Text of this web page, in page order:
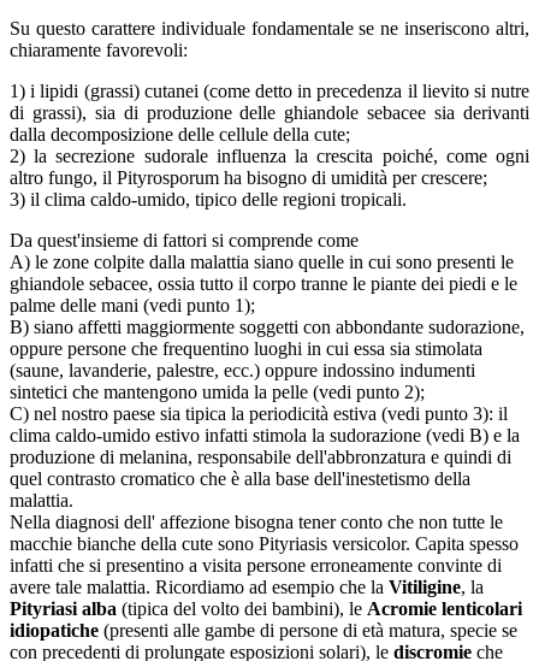
Su questo carattere individuale fondamentale se ne inseriscono altri,
chiaramente favorevoli:
1) i lipidi (grassi) cutanei (come detto in precedenza il lievito si nutre
di grassi), sia di produzione delle ghiandole sebacee sia derivanti
dalla decomposizione delle cellule della cute;
2) la secrezione sudorale influenza la crescita poiché, come ogni
altro fungo, il Pityrosporum ha bisogno di umidità per crescere;
3) il clima caldo-umido, tipico delle regioni tropicali.
Da quest'insieme di fattori si comprende come
A) le zone colpite dalla malattia siano quelle in cui sono presenti le
ghiandole sebacee, ossia tutto il corpo tranne le piante dei piedi e le
palme delle mani (vedi punto 1);
B) siano affetti maggiormente soggetti con abbondante sudorazione,
oppure persone che frequentino luoghi in cui essa sia stimolata
(saune, lavanderie, palestre, ecc.) oppure indossino indumenti
sintetici che mantengono umida la pelle (vedi punto 2);
C) nel nostro paese sia tipica la periodicità estiva (vedi punto 3): il
clima caldo-umido estivo infatti stimola la sudorazione (vedi B) e la
produzione di melanina, responsabile dell'abbronzatura e quindi di
quel contrasto cromatico che è alla base dell'inestetismo della
malattia.
Nella diagnosi dell' affezione bisogna tener conto che non tutte le
macchie bianche della cute sono Pityriasis versicolor. Capita spesso
infatti che si presentino a visita persone erroneamente convinte di
avere tale malattia. Ricordiamo ad esempio che la Vitiligine, la
Pityriasi alba (tipica del volto dei bambini), le Acromie lenticolari
idiopatiche (presenti alle gambe di persone di età matura, specie se
con precedenti di prolungate esposizioni solari), le discromie che